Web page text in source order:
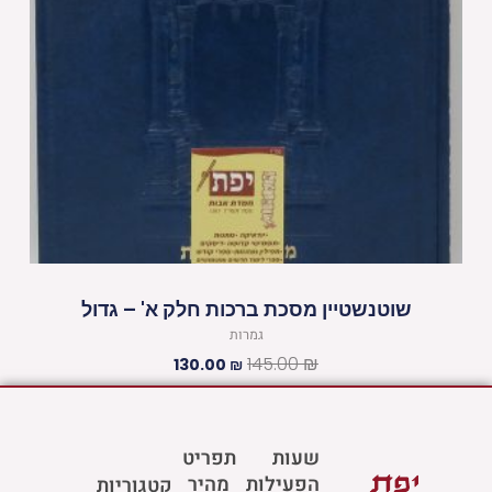
שוטנשטיין מסכת ברכות חלק א' – גדול
גמרות
145.00₪
130.00 ₪
שעות
הפעילות
תפריט
מהיר
קטגוריות